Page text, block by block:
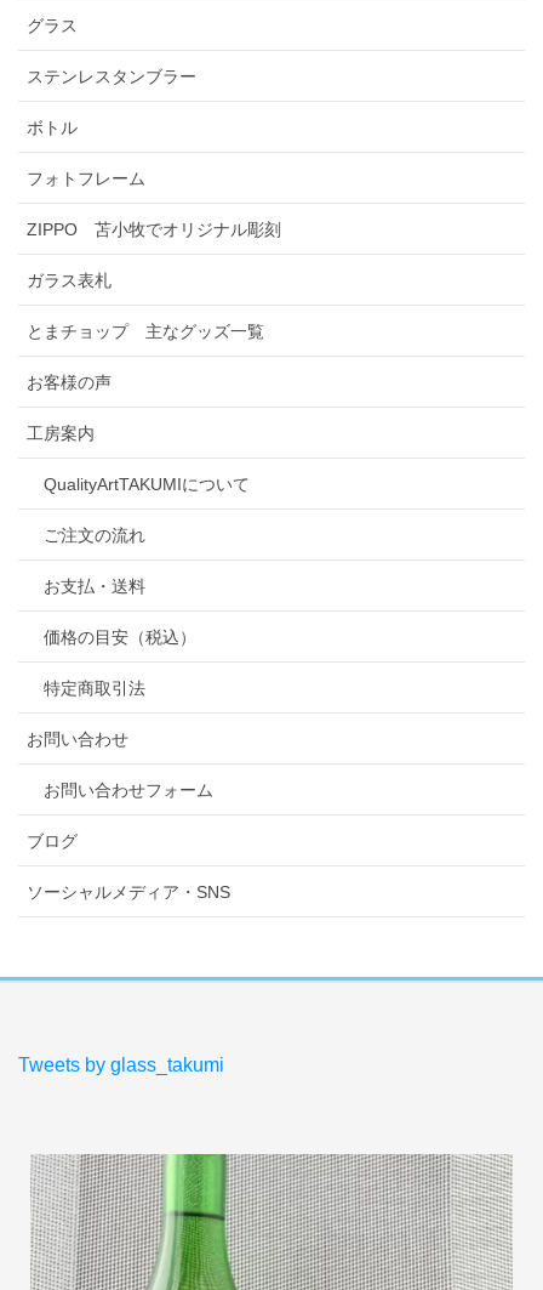
グラス
ステンレスタンブラー
ボトル
フォトフレーム
ZIPPO 苫小牧でオリジナル彫刻
ガラス表札
とまチョップ 主なグッズ一覧
お客様の声
工房案内
QualityArtTAKUMIについて
ご注文の流れ
お支払・送料
価格の目安（税込）
特定商取引法
お問い合わせ
お問い合わせフォーム
ブログ
ソーシャルメディア・SNS
Tweets by glass_takumi